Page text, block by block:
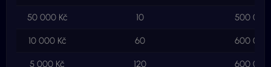
50 000 Kč 10 500 000
10 000 Kč 60 600 000
5 000 Kč 120 600 000